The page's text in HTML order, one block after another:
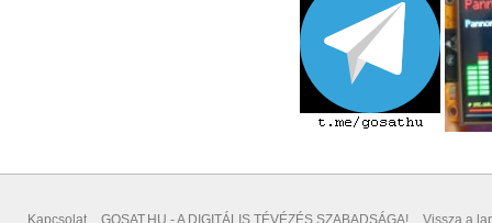
Kapcsolat GOSAT.HU - A DIGITÁLIS TÉVÉZÉS SZABADSÁGA! Vissza a